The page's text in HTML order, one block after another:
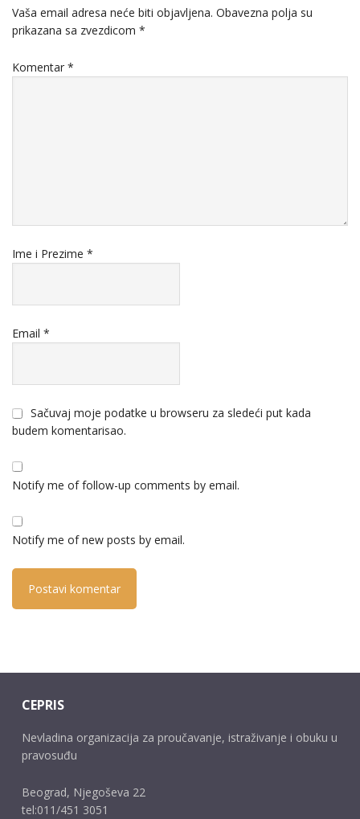
Vaša email adresa neće biti objavljena. Obavezna polja su
prikazana sa zvezdicom *
Komentar *
Ime i Prezime *
Email *
Sačuvaj moje podatke u browseru za sledeći put kada
budem komentarisao.
Notify me of follow-up comments by email.
Notify me of new posts by email.
CEPRIS
Nevladina organizacija za proučavanje, istraživanje i obuku u
pravosuđu
Beograd, Njegoševa 22
tel:011/451 3051